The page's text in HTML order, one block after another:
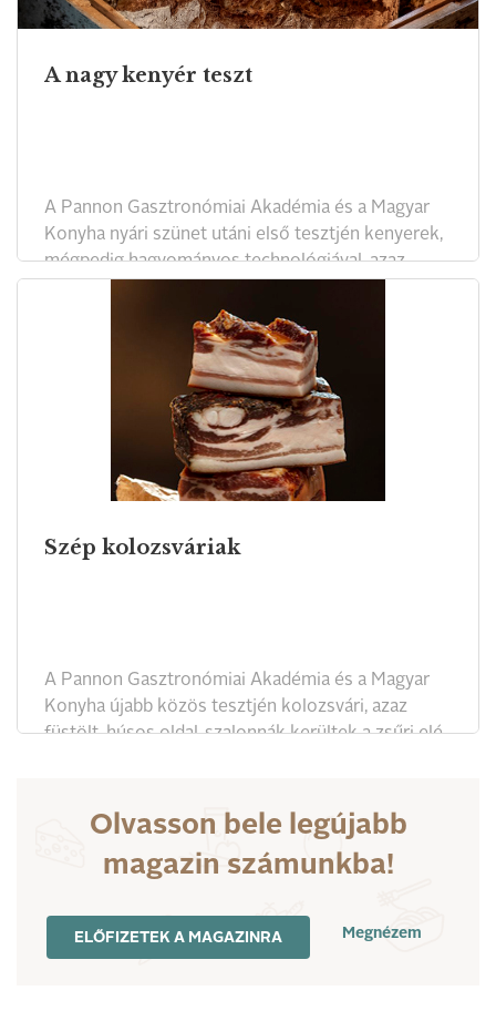
A nagy kenyér teszt
A Pannon Gasztronómiai Akadémia és a Magyar
Konyha nyári szünet utáni első tesztjén kenyerek,
mégpedig hagyományos technológiával, azaz
kerültek a szakértő zsűri elé.
Szép kolozsváriak
A Pannon Gasztronómiai Akadémia és a Magyar
Konyha újabb közös tesztjén kolozsvári, azaz
füstölt, húsos oldal-szalonnák kerültek a zsűri elé.
Az ízletes kolozsvári szalonna a legnépszerűbbek
Olvasson bele legújabb
magazin számunkba!
ELŐFIZETEK A MAGAZINRA Megnézem